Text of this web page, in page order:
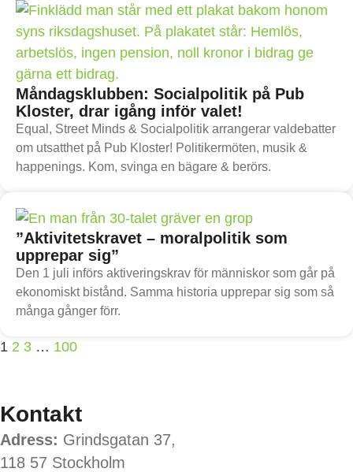
Måndagsklubben: Socialpolitik på Pub
Kloster, drar igång inför valet!
Equal, Street Minds & Socialpolitik arrangerar valdebatter
om utsatthet på Pub Kloster! Politikermöten, musik &
happenings. Kom, svinga en bägare & berörs.
”Aktivitetskravet – moralpolitik som
upprepar sig”
Den 1 juli införs aktiveringskrav för människor som går på
ekonomiskt bistånd. Samma historia upprepar sig som så
många gånger förr.
1 2 3 … 100
Kontakt
Adress: Grindsgatan 37,
118 57 Stockholm